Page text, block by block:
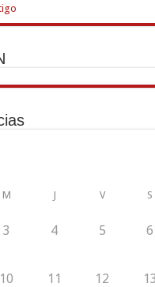
M J V S
3 4 5 6
10 11 12 13